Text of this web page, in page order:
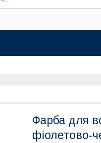
Фарба для
фіолетово-